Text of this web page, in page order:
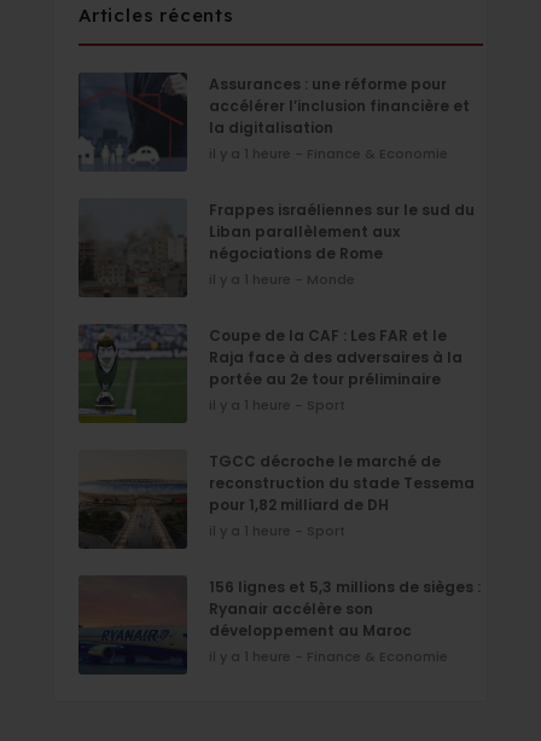
Articles récents
Assurances : une réforme pour
accélérer l’inclusion financière et
la digitalisation
il y a 1 heure - Finance & Economie
Frappes israéliennes sur le sud du
Liban parallèlement aux
négociations de Rome
il y a 1 heure - Monde
Coupe de la CAF : Les FAR et le
Raja face à des adversaires à la
portée au 2e tour préliminaire
il y a 1 heure - Sport
TGCC décroche le marché de
reconstruction du stade Tessema
pour 1,82 milliard de DH
il y a 1 heure - Sport
156 lignes et 5,3 millions de sièges :
Ryanair accélère son
développement au Maroc
il y a 1 heure - Finance & Economie